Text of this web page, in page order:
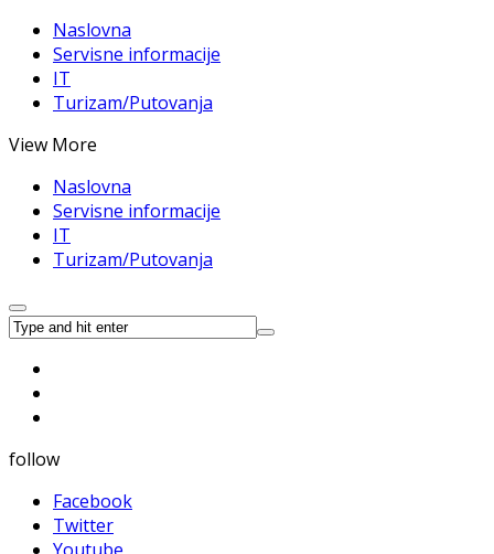
Naslovna
Servisne informacije
IT
Turizam/Putovanja
View More
Naslovna
Servisne informacije
IT
Turizam/Putovanja
follow
Facebook
Twitter